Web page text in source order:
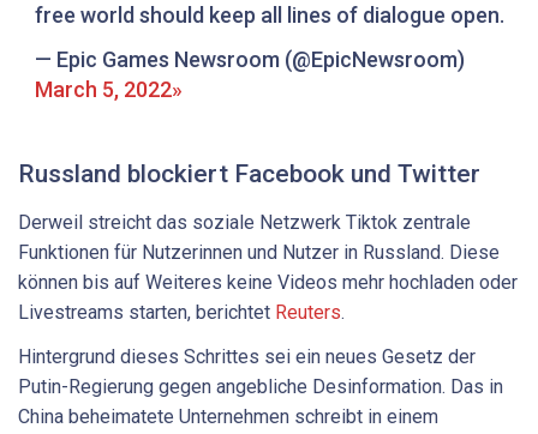
free world should keep all lines of dialogue open.
— Epic Games Newsroom (@EpicNewsroom)
March 5, 2022
Russland blockiert Facebook und Twitter
Derweil streicht das soziale Netzwerk Tiktok zentrale
Funktionen für Nutzerinnen und Nutzer in Russland. Diese
können bis auf Weiteres keine Videos mehr hochladen oder
Livestreams starten, berichtet Reuters.
Hintergrund dieses Schrittes sei ein neues Gesetz der
Putin-Regierung gegen angebliche Desinformation. Das in
China beheimatete Unternehmen schreibt in einem